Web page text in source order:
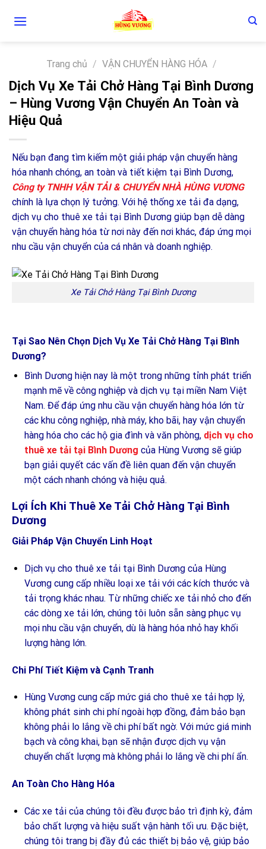
Trang chủ / VẬN CHUYỂN HÀNG HÓA /
Dịch Vụ Xe Tải Chở Hàng Tại Bình Dương
– Hùng Vương Vận Chuyển An Toàn và
Hiệu Quả
Nếu bạn đang tìm kiếm một giải pháp vận chuyển hàng
hóa nhanh chóng, an toàn và tiết kiệm tại Bình Dương,
Công ty TNHH VẬN TẢI & CHUYỂN NHÀ HÙNG VƯƠNG
chính là lựa chọn lý tưởng. Với hệ thống xe tải đa dạng,
dịch vụ cho thuê xe tải tại Bình Dương giúp bạn dễ dàng
vận chuyển hàng hóa từ nơi này đến nơi khác, đáp ứng mọi
nhu cầu vận chuyển của cá nhân và doanh nghiệp.
Xe Tải Chở Hàng Tại Bình Dương
Tại Sao Nên Chọn Dịch Vụ Xe Tải Chở Hàng Tại Bình
Dương?
Bình Dương hiện nay là một trong những tỉnh phát triển
mạnh mẽ về công nghiệp và dịch vụ tại miền Nam Việt
Nam. Để đáp ứng nhu cầu vận chuyển hàng hóa lớn từ
các khu công nghiệp, nhà máy, kho bãi, hay vận chuyển
hàng hóa cho các hộ gia đình và văn phòng, dịch vụ cho
thuê xe tải tại Bình Dương của Hùng Vương sẽ giúp
bạn giải quyết các vấn đề liên quan đến vận chuyển
một cách nhanh chóng và hiệu quả.
Lợi Ích Khi Thuê Xe Tải Chở Hàng Tại Bình
Dương
Giải Pháp Vận Chuyển Linh Hoạt
Dịch vụ cho thuê xe tải tại Bình Dương của Hùng
Vương cung cấp nhiều loại xe tải với các kích thước và
tải trọng khác nhau. Từ những chiếc xe tải nhỏ cho đến
các dòng xe tải lớn, chúng tôi luôn sẵn sàng phục vụ
mọi nhu cầu vận chuyển, dù là hàng hóa nhỏ hay khối
lượng hàng lớn.
Chi Phí Tiết Kiệm và Cạnh Tranh
Hùng Vương cung cấp mức giá cho thuê xe tải hợp lý,
không phát sinh chi phí ngoài hợp đồng, đảm bảo bạn
không phải lo lắng về chi phí bất ngờ. Với mức giá minh
bạch và công khai, bạn sẽ nhận được dịch vụ vận
chuyển chất lượng mà không phải lo lắng về chi phí ẩn.
An Toàn Cho Hàng Hóa
Các xe tải của chúng tôi đều được bảo trì định kỳ, đảm
bảo chất lượng và hiệu suất vận hành tối ưu. Đặc biệt,
chúng tôi trang bị đầy đủ các thiết bị bảo vệ, giúp bảo